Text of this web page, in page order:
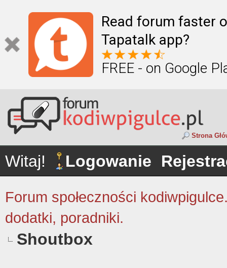
Read forum faster
Tapatalk app?
FREE - on Google
Strona
Witaj! Logowanie
Forum społeczności
dodatki, poradniki.
Shoutbox